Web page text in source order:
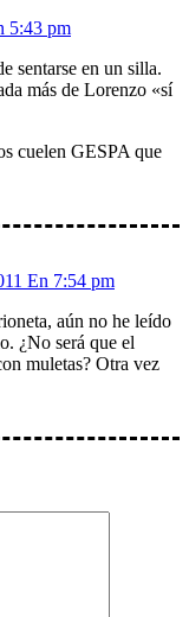
5:43 pm
sentarse en un silla.
más de Lorenzo «sí
cuelen GESPA que
En 7:54 pm
aún no he leído
¿No será que el
muletas? Otra vez